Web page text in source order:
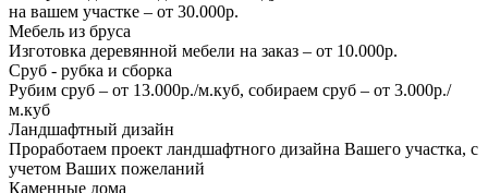
на вашем участке – от 30.000р.
Мебель из бруса
Изготовка деревянной мебели на заказ – от 10.000р.
Сруб - рубка и сборка
Рубим сруб – от 13.000р./м.куб, собираем сруб – от 3.000р./
м.куб
Ландшафтный дизайн
Проработаем проект ландшафтного дизайна Вашего участка, с
учетом Ваших пожеланий
Каменные дома